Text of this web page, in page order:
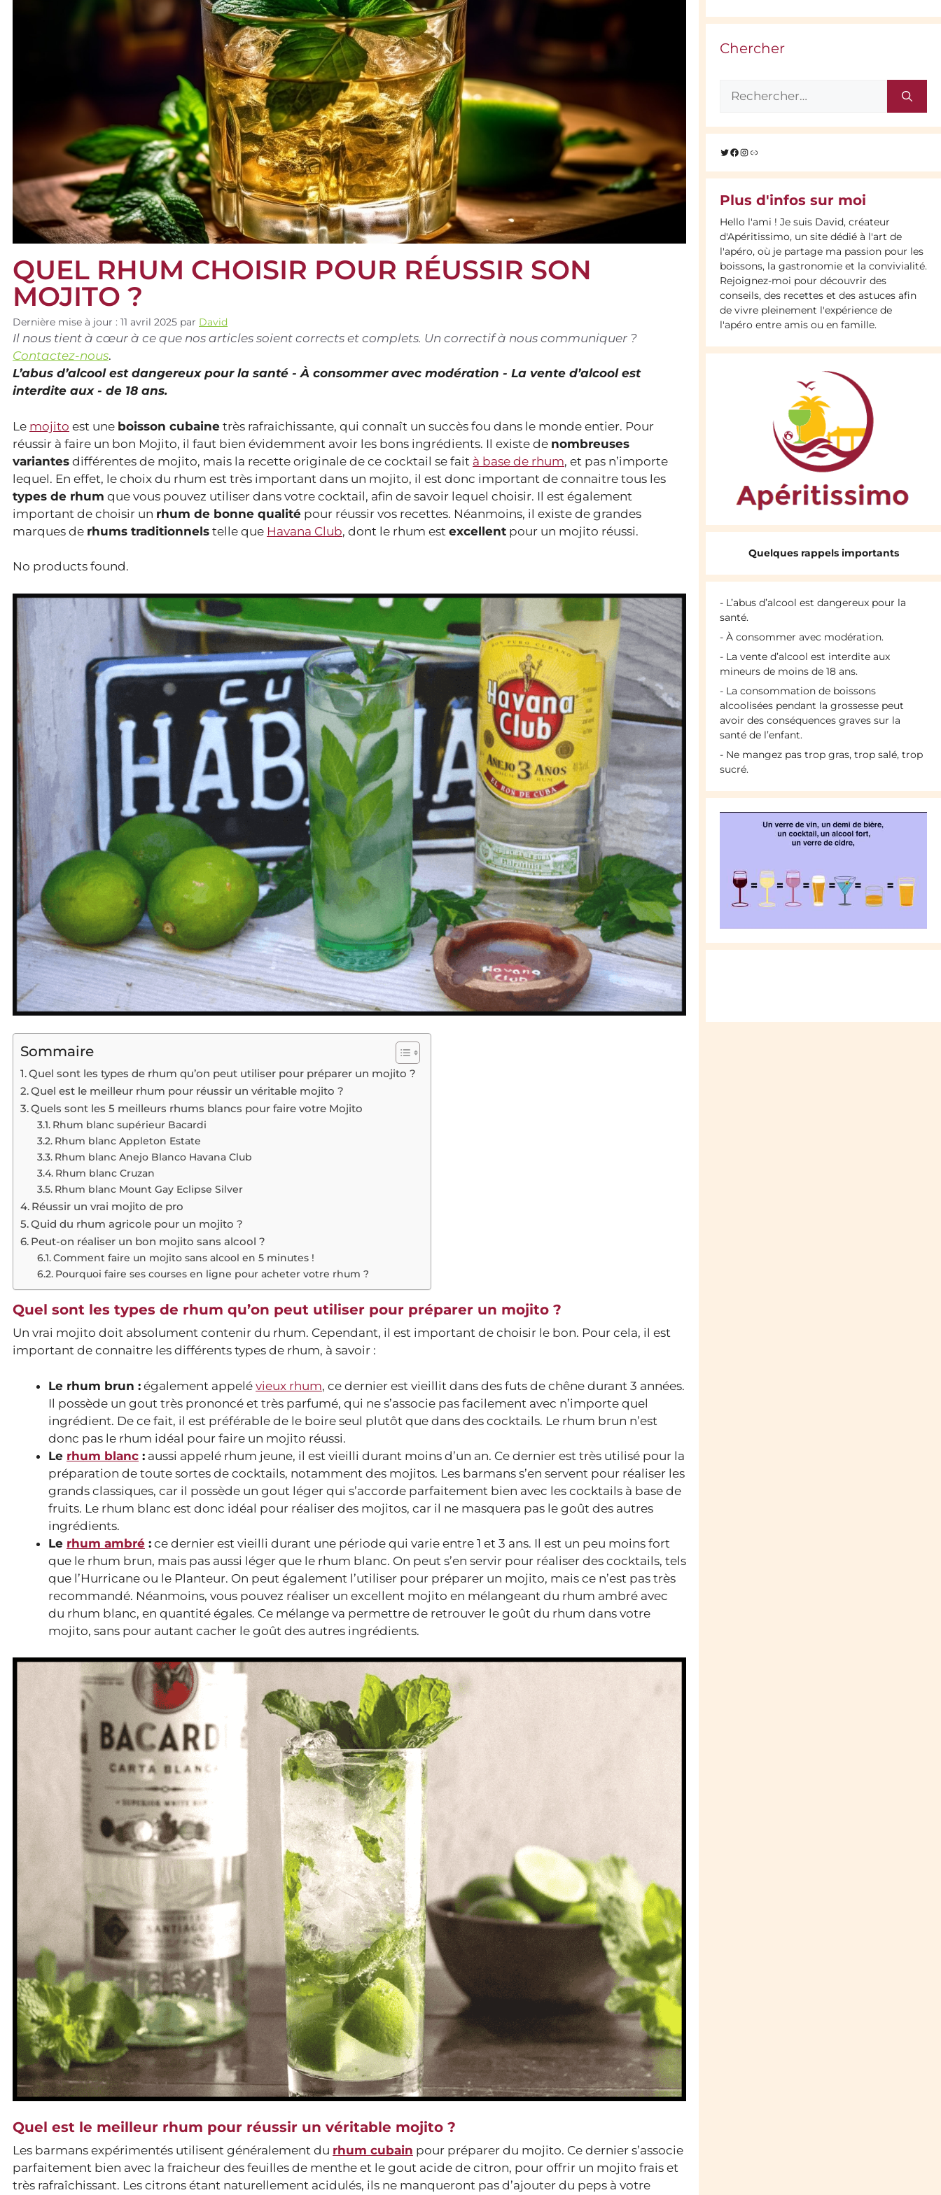
QUEL RHUM CHOISIR POUR RÉUSSIR SON
MOJITO ?
Dernière mise à jour : 11 avril 2025 par David
Il nous tient à cœur à ce que nos articles soient corrects et complets. Un correctif à nous communiquer ?
Contactez-nous.
L’abus d’alcool est dangereux pour la santé - À consommer avec modération - La vente d’alcool est
interdite aux - de 18 ans.
Le mojito est une boisson cubaine très rafraichissante, qui connaît un succès fou dans le monde entier. Pour
réussir à faire un bon Mojito, il faut bien évidemment avoir les bons ingrédients. Il existe de nombreuses
variantes différentes de mojito, mais la recette originale de ce cocktail se fait à base de rhum, et pas n’importe
lequel. En effet, le choix du rhum est très important dans un mojito, il est donc important de connaitre tous les
types de rhum que vous pouvez utiliser dans votre cocktail, afin de savoir lequel choisir. Il est également
important de choisir un rhum de bonne qualité pour réussir vos recettes. Néanmoins, il existe de grandes
marques de rhums traditionnels telle que Havana Club, dont le rhum est excellent pour un mojito réussi.
No products found.
Sommaire
Quel sont les types de rhum qu’on peut utiliser pour préparer un mojito ?
Quel est le meilleur rhum pour réussir un véritable mojito ?
Quels sont les 5 meilleurs rhums blancs pour faire votre Mojito
Rhum blanc supérieur Bacardi
Rhum blanc Appleton Estate
Rhum blanc Anejo Blanco Havana Club
Rhum blanc Cruzan
Rhum blanc Mount Gay Eclipse Silver
Réussir un vrai mojito de pro
Quid du rhum agricole pour un mojito ?
Peut-on réaliser un bon mojito sans alcool ?
Comment faire un mojito sans alcool en 5 minutes !
Pourquoi faire ses courses en ligne pour acheter votre rhum ?
Quel sont les types de rhum qu’on peut utiliser pour préparer un mojito ?
Un vrai mojito doit absolument contenir du rhum. Cependant, il est important de choisir le bon. Pour cela, il est
important de connaitre les différents types de rhum, à savoir :
Le rhum brun : également appelé vieux rhum, ce dernier est vieillit dans des futs de chêne durant 3 années.
Il possède un gout très prononcé et très parfumé, qui ne s’associe pas facilement avec n’importe quel
ingrédient. De ce fait, il est préférable de le boire seul plutôt que dans des cocktails. Le rhum brun n’est
donc pas le rhum idéal pour faire un mojito réussi.
Le rhum blanc : aussi appelé rhum jeune, il est vieilli durant moins d’un an. Ce dernier est très utilisé pour la
préparation de toute sortes de cocktails, notamment des mojitos. Les barmans s’en servent pour réaliser les
grands classiques, car il possède un gout léger qui s’accorde parfaitement bien avec les cocktails à base de
fruits. Le rhum blanc est donc idéal pour réaliser des mojitos, car il ne masquera pas le goût des autres
ingrédients.
Le rhum ambré : ce dernier est vieilli durant une période qui varie entre 1 et 3 ans. Il est un peu moins fort
que le rhum brun, mais pas aussi léger que le rhum blanc. On peut s’en servir pour réaliser des cocktails, tels
que l’Hurricane ou le Planteur. On peut également l’utiliser pour préparer un mojito, mais ce n’est pas très
recommandé. Néanmoins, vous pouvez réaliser un excellent mojito en mélangeant du rhum ambré avec
du rhum blanc, en quantité égales. Ce mélange va permettre de retrouver le goût du rhum dans votre
mojito, sans pour autant cacher le goût des autres ingrédients.
Quel est le meilleur rhum pour réussir un véritable mojito ?
Les barmans expérimentés utilisent généralement du rhum cubain pour préparer du mojito. Ce dernier s’associe
parfaitement bien avec la fraicheur des feuilles de menthe et le gout acide de citron, pour offrir un mojito frais et
très rafraîchissant. Les citrons étant naturellement acidulés, ils ne manqueront pas d’ajouter du peps à votre
Chercher
Rechercher :
Twitter
Facebook
Instagram
Lien
Plus d'infos sur moi
Hello l'ami ! Je suis David, créateur
d'Apéritissimo, un site dédié à l'art de
l'apéro, où je partage ma passion pour les
boissons, la gastronomie et la convivialité.
Rejoignez-moi pour découvrir des
conseils, des recettes et des astuces afin
de vivre pleinement l'expérience de
l'apéro entre amis ou en famille.
Quelques rappels importants
- L’abus d’alcool est dangereux pour la
santé.
- À consommer avec modération.
- La vente d’alcool est interdite aux
mineurs de moins de 18 ans.
- La consommation de boissons
alcoolisées pendant la grossesse peut
avoir des conséquences graves sur la
santé de l’enfant.
- Ne mangez pas trop gras, trop salé, trop
sucré.